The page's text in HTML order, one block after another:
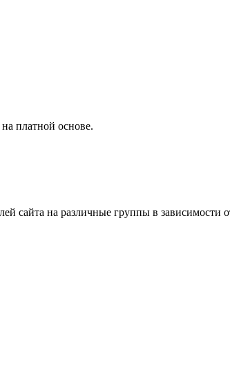
платной основе.
сайта на различные группы в